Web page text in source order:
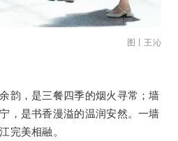
图丨王沁
韵，是三餐四季的烟火寻常；墙
，是书香漫溢的温润安然。一墙
完美相融。